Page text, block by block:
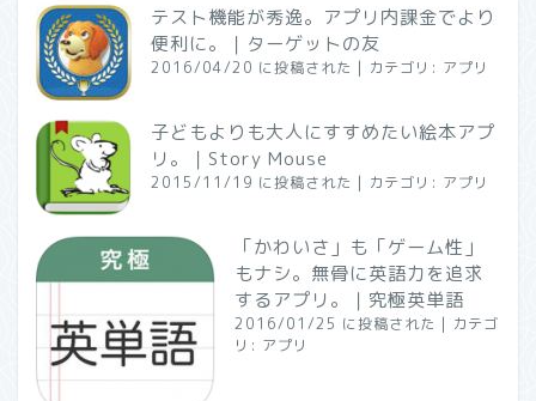
テスト機能が秀逸。アプリ内課金でより
便利に。｜ターゲットの友
2016/04/20 に投稿された | カテゴリ: アプリ
子どもよりも大人にすすめたい絵本アプ
リ。｜Story Mouse
2015/11/19 に投稿された | カテゴリ: アプリ
「かわいさ」も「ゲーム性」
もナシ。無骨に英語力を追求
するアプリ。｜究極英単語
2016/01/25 に投稿された | カテゴ
リ: アプリ